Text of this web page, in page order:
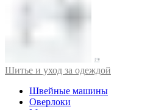
Шитье и уход за одеждой
Швейные машины
Оверлоки